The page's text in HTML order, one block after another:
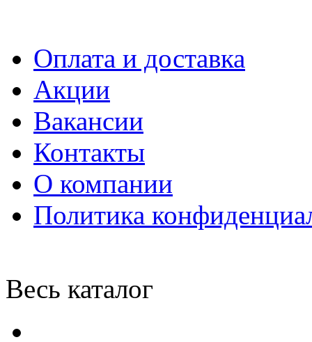
Оплата и доставка
Акции
Вакансии
Контакты
О компании
Политика
Весь каталог